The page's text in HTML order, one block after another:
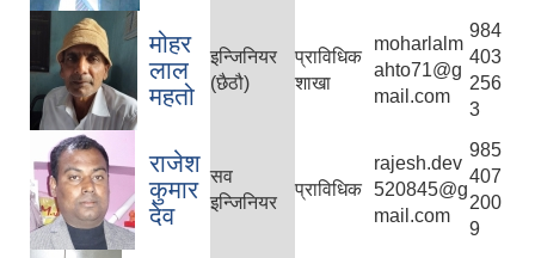
मोहर
लाल
महतो
इन्जिनियर
(छैठौ)
प्राविधिक
शाखा
moharlalm
ahto71@g
mail.com
984
403
256
3
राजेश
कुमार
देव
सव
इन्जिनियर
प्राविधिक
rajesh.dev
520845@g
mail.com
985
407
200
9